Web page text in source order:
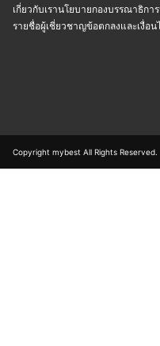
เกี่ยวกับเรานโยบายกองบรรณาธิการ
รายชื่อผู้เชี่ยวชาญข้อตกลงและเงื่อน
Copyright mybest All Rights Reserved.